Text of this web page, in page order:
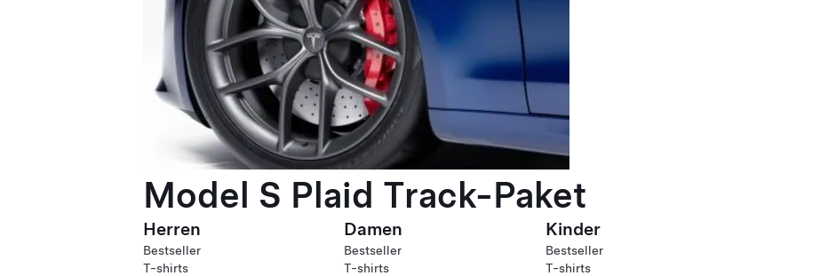
Model S Plaid Track-Paket
Herren
Bestseller
T-shirts
Damen
Bestseller
T-shirts
Kinder
Bestseller
T-shirts